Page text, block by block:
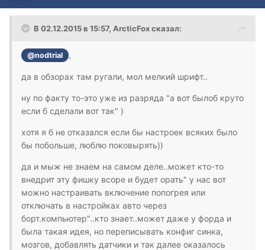
В 02.12.2015 в 15:57, ArcticFox сказал:
@nodtrial ,
да в обзорах там ругали, мол мелкий шрифт..
ну по факту то-это уже из разряда "а вот былоб круто
если б сделали вот так" )
хотя я б не отказался если бы настроек всяких было
бы побольше, люблю поковырять))
да и мыж не знаем на самом деле..может кто-то
внедрит эту фишку всоре и будет орать" у нас вот
можно настраивать включение попогрея или
отключать в настройках авто через
борт.компьютер"..кто знает..может даже у форда и
была такая идея, но переписывать конфиг синка,
мозгов, добавлять датчики и так далее оказалось